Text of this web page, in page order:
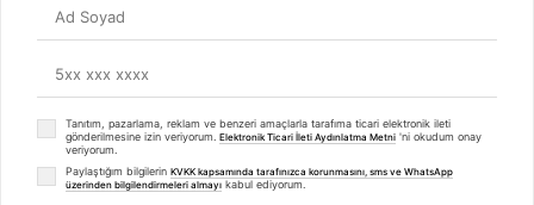
© 2019betulbabacan.com- Tüm Hakları Saklıdır.
Tanıtım, pazarlama, reklam ve benzeri amaçlarla tarafıma ticari elektronik ileti
gönderilmesine izin veriyorum. Elektronik Ticari İleti Aydınlatma Metni 'ni okudum onay
veriyorum.
Paylaştığım bilgilerin KVKK kapsamında tarafınızca korunmasını, sms ve WhatsApp
üzerinden bilgilendirmeleri almayı kabul ediyorum.